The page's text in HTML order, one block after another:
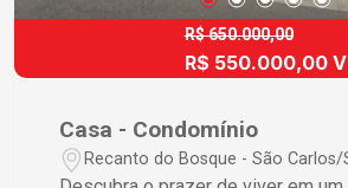
R$ 650.000,00
R$ 550.000,00 V
Casa - Condomínio
Recanto do Bosque - São Carlos/